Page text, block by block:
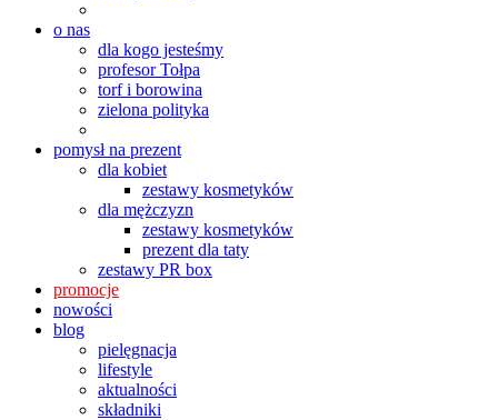
o nas
dla kogo jesteśmy
profesor Tołpa
torf i borowina
zielona polityka
pomysł na prezent
dla kobiet
zestawy kosmetyków
dla mężczyzn
zestawy kosmetyków
prezent dla taty
zestawy PR box
promocje
nowości
blog
pielęgnacja
lifestyle
aktualności
składniki